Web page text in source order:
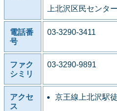
上北沢区民センタ
電話番
号
03-3290-3411
ファク
シミリ
03-3290-9891
アクセ
ス
京王線上北沢駅